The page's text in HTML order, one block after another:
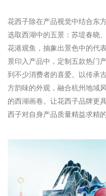
花西子除在产品视觉中结合东
选取西湖中的五景：苏堤春晓
花港观鱼，抽象出景色中的代
景印入产品中，定制五款热门
到不少消费者的喜爱。以传承
方韵味的外观，融合杭州地域
的西湖画卷。让花西子品牌更
西子对自身产品质量精益求精的